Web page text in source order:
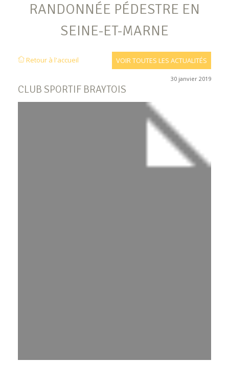
RANDONNÉE PÉDESTRE EN
SEINE-ET-MARNE
Retour à l'accueil VOIR TOUTES LES ACTUALITÉS
CLUB SPORTIF BRAYTOIS
30 janvier 2019